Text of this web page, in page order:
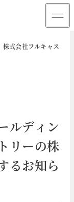
株式会社フルキャスト
ルディン
リーの株
るお知ら